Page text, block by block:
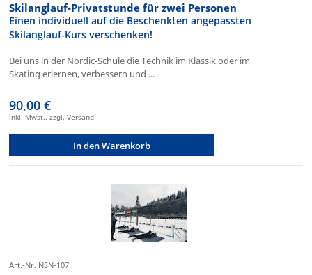
Skilanglauf-Privatstunde für zwei Personen
Einen individuell auf die Beschenkten angepassten
Skilanglauf-Kurs verschenken!
Bei uns in der Nordic-Schule die Technik im Klassik oder im
Skating erlernen, verbessern und ...
90,00 €
inkl. Mwst., zzgl. Versand
In den Warenkorb
Art.-Nr. NSN-107